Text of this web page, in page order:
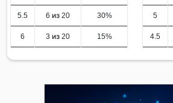
5.5 6 из 20 30%
6 3 из 20 15%
5
4.5